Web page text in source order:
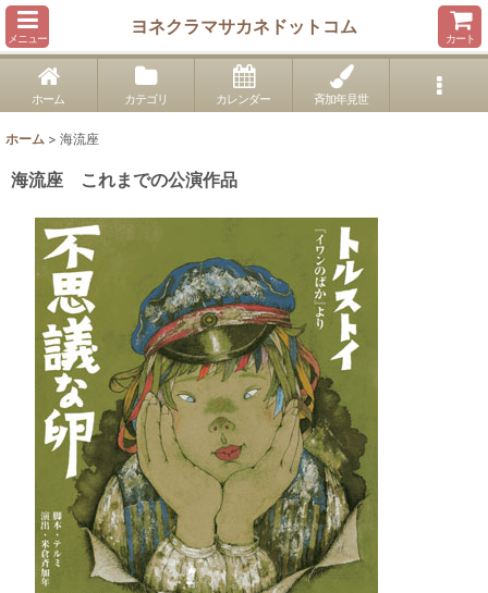
メニュー
ヨネクラマサカネドットコム
カート
ホーム カテゴリ カレンダー 斉加年見世
ホーム > 海流座
海流座 これまでの公演作品